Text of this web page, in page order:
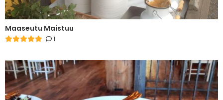
Maaseutu Maistuu
1